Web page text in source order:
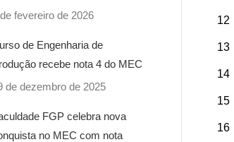
12
13
14
15
16
fevereiro de 2026
de Engenharia de
recebe nota 4 do MEC
de dezembro de 2025
FGP celebra nova
no MEC com nota